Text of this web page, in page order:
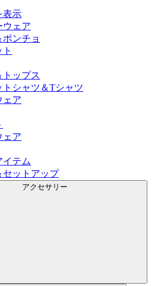
表示
ウェア
ンチョ
トップス
トシャツ＆Tシャツ
ェア
ェア
イテム
セットアップ
アクセサリー